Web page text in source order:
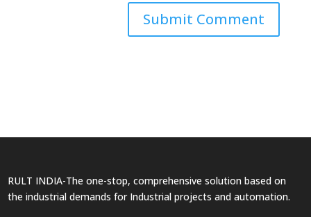
RULT INDIA-The one-stop, comprehensive solution based on
the industrial demands for Industrial projects and automation.